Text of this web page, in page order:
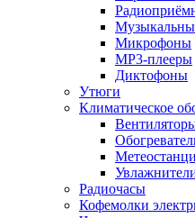
Микрофоны
MP3-плееры
Диктофоны
Утюги
Климатическое
Радиочасы
Кофемолки